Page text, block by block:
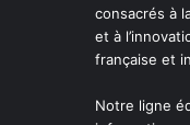
consacrés à
et à
française et
Notre ligne